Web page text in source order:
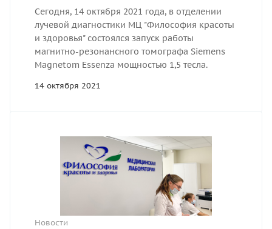
Сегодня, 14 октября 2021 года, в отделении
лучевой диагностики МЦ "Философия красоты
и здоровья" состоялся запуск работы
магнитно-резонансного томографа Siemens
Magnetom Essenza мощностью 1,5 тесла.
14 октября 2021
Новости